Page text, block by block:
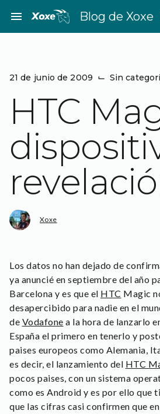
contenido
menu Blog de Xoxe
21 de junio de 2009 ⌙ Sin
HTC
Xoxe
Los datos no han dejado de
ya anuncié en septiembre del año
Barcelona y es que el HTC Magic
desapercibido para nadie en el
de Vodafone a la hora de lanzarlo
España el primero en tenerlo y
paises europeos como Alemania,
es decir, el lanzamiento del HTC
pocos paises, con un sistema
como es Android y es por ello que
que las cifras casi confirmen que